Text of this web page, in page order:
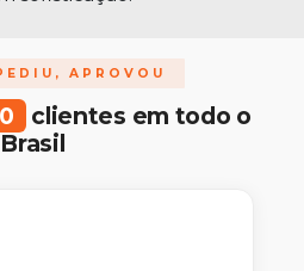
APROVOU
clientes em todo o
Brasil